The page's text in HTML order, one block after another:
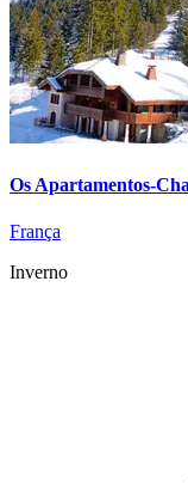
Os Apartamentos-
França
Inverno